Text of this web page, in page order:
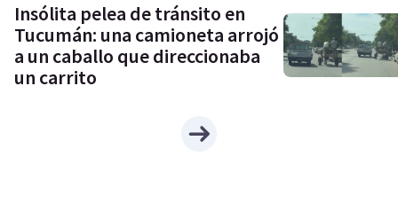
Insólita pelea de tránsito en
Tucumán: una camioneta arrojó
a un caballo que direccionaba
un carrito